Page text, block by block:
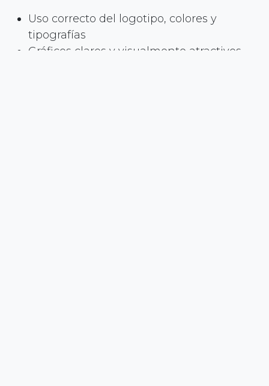
Uso correcto del logotipo, colores y
tipografías
Gráficos claros y visualmente atractivos